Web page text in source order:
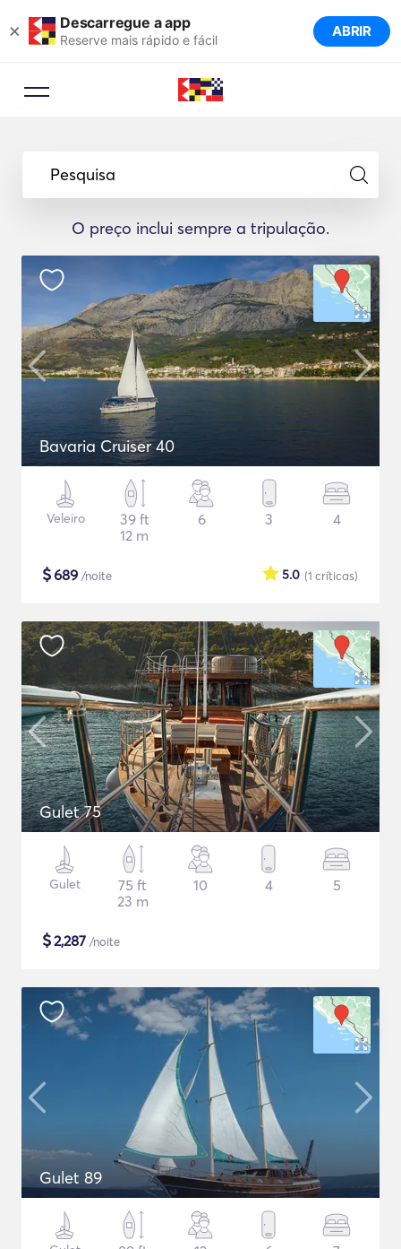
× Descarregue a app
Reserve mais rápido e fácil ABRIR
Pesquisa
O preço inclui sempre a tripulação.
Bavaria Cruiser 40
Veleiro
39 ft
12 m
6 3 4
$689 /noite (1 críticas)
5.0
Gulet 75
Gulet
75 ft
23 m
10 4 5
$2,287 /noite
Gulet 89